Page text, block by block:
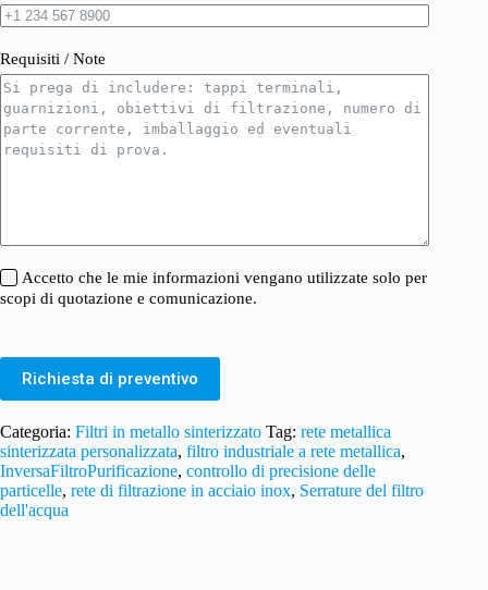
Requisiti / Note
Accetto che le mie informazioni vengano utilizzate solo per
scopi di quotazione e comunicazione.
Richiesta di preventivo
Categoria: Filtri in metallo sinterizzato Tag: rete metallica
sinterizzata personalizzata, filtro industriale a rete metallica,
InversaFiltroPurificazione, controllo di precisione delle
particelle, rete di filtrazione in acciaio inox, Serrature del filtro
dell'acqua